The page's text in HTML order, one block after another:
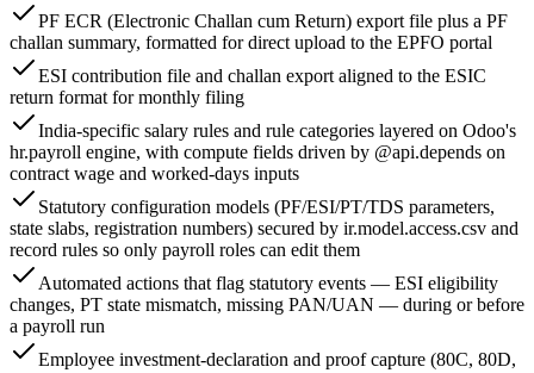
PF ECR (Electronic Challan cum Return) export file plus a PF
challan summary, formatted for direct upload to the EPFO portal
ESI contribution file and challan export aligned to the ESIC
return format for monthly filing
India-specific salary rules and rule categories layered on Odoo's
hr.payroll engine, with compute fields driven by @api.depends on
contract wage and worked-days inputs
Statutory configuration models (PF/ESI/PT/TDS parameters,
state slabs, registration numbers) secured by ir.model.access.csv and
record rules so only payroll roles can edit them
Automated actions that flag statutory events — ESI eligibility
changes, PT state mismatch, missing PAN/UAN — during or before
a payroll run
Employee investment-declaration and proof capture (80C, 80D,